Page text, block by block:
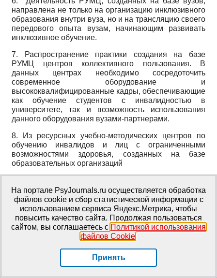
направлена не только на организацию инклюзивного
образования внутри вуза, но и на трансляцию своего
передового опыта вузам, начинающим развивать
инклюзивное обучение.
7. Распространение практики создания на базе
РУМЦ центров коллективного пользования. В
данных центрах необходимо сосредоточить
современное оборудование и
высококвалифицированные кадры, обеспечивающие
как обучение студентов с инвалидностью в
университете, так и возможность использования
данного оборудования вузами-партнерами.
8. Из ресурсных учебно-методических центров по
обучению инвалидов и лиц с ограниченными
возможностями здоровья, созданных на базе
образовательных организаций
[Волосникова, 2015]Мельник Юлия Владимировна,
кандидат педагогических наук, начальник отдела
экспертно-аналитического сопровождения РУМЦ,
ФГБОУ ВО МГППУ, Москва, Россия.E-mail:
melnik_stav@mail.ru
Панюкова Светлана Владимировна,
доктор педагогических наук, профессор, директор
РУМЦ, ФГБОУ ВО МГППУ, Москва, Россия.
s.panyukova@mail.ru
На портале PsyJournals.ru осуществляется обработка
файлов cookie и сбор статистической информации с
использованием сервиса Яндекс.Метрика, чтобы
повысить качество сайта. Продолжая пользоваться
сайтом, вы соглашаетесь с Политикой использования
файлов Cookie.
Принять